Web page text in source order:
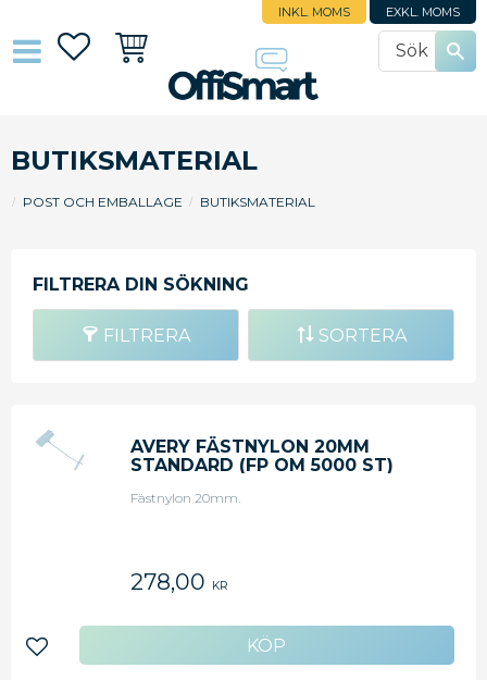
INKL. MOMS EXKL. MOMS
FavoriterKundvagn
BUTIKSMATERIAL
POST OCH EMBALLAGE BUTIKSMATERIAL
FILTRERA SORTERA
AVERY FÄSTNYLON 20MM
STANDARD (FP OM 5000 ST)
Fästnylon 20mm.
278,00 KR
Lägg till i favoriter